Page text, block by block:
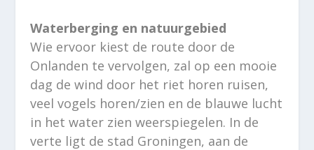
Waterberging en natuurgebied
Wie ervoor kiest de route door de
Onlanden te vervolgen, zal op een mooie
dag de wind door het riet horen ruisen,
veel vogels horen/zien en de blauwe lucht
in het water zien weerspiegelen. In de
verte ligt de stad Groningen, aan de